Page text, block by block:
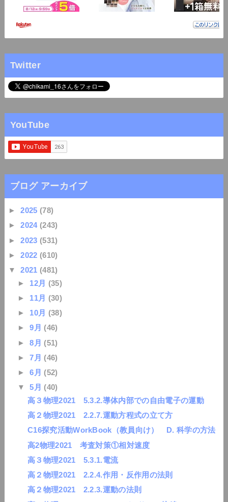
Twitter
YouTube
ブログ アーカイブ
►2025 (78)
►2024 (243)
►2023 (531)
►2022 (610)
▼2021 (481)
► 12月 (35)
► 11月 (30)
► 10月 (38)
►9月 (46)
►8月 (51)
►7月 (46)
►6月 (52)
▼5月 (40)
高３物理2021 5.3.2.導体内部での自由電子の運動
高２物理2021 2.2.7.運動方程式の立て方
C16探究活動WorkBook（教員向け） D. 科学の方法
高2物理2021 考査対策①相対速度
高３物理2021 5.3.1.電流
高２物理2021 2.2.4.作用・反作用の法則
高２物理2021 2.2.3.運動の法則